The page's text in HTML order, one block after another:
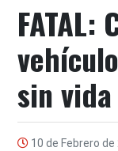
FATAL:
sin
10 de Febrero de